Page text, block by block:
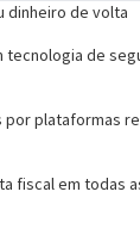
dinheiro de volta
de
por plataformas
fiscal em todas